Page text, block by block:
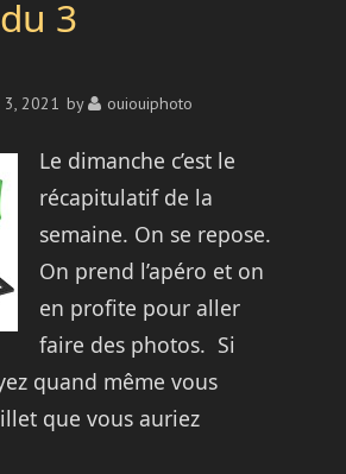
3
2021 by ouiouiphoto
Le dimanche c’est le
récapitulatif de la
semaine. On se repose.
On prend l’apéro et on
en profite pour aller
faire des photos. Si
quand même vous
que vous auriez